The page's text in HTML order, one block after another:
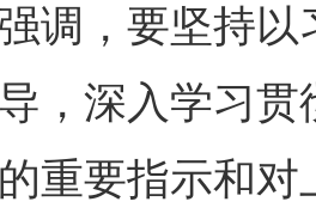
调，要坚持
，深入学习
重要指示和